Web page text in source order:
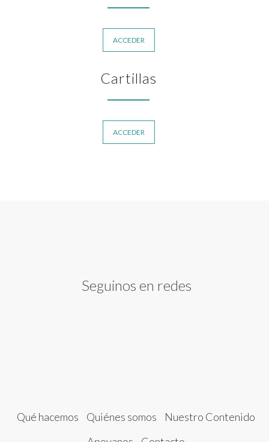
ACCEDER
Cartillas
ACCEDER
Seguinos en redes
Qué hacemos Quiénes somos
Nuestro Contenido